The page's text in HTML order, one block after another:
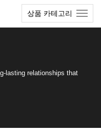
상품 카테고리
lasting relationships that